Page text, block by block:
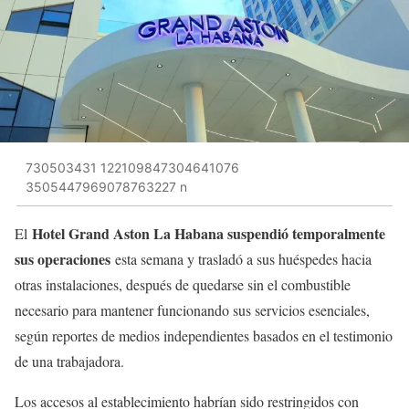
730503431 122109847304641076
3505447969078763227 n
El Hotel Grand Aston La Habana suspendió temporalmente
sus operaciones esta semana y trasladó a sus huéspedes hacia
otras instalaciones, después de quedarse sin el combustible
necesario para mantener funcionando sus servicios esenciales,
según reportes de medios independientes basados en el testimonio
de una trabajadora.
Los accesos al establecimiento habrían sido restringidos con